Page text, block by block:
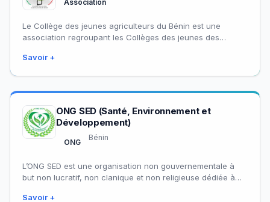
Association
Le Collège des jeunes agriculteurs du Bénin est une
association regroupant les Collèges des jeunes des
Savoir +
ONG SED (Santé, Environnement et
Développement)
ONG
Bénin
L’ONG SED est une organisation non gouvernementale à
but non lucratif, non clanique et non religieuse dédiée à
Savoir +